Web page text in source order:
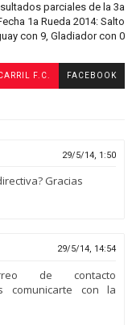
parciales de la 3a
1a Rueda 2014: Salto
con 9, Gladiador con 0
F.C. FACEBOOK
29/5/14, 1:50
Gracias
29/5/14, 14:54
de contacto
comunicarte con la